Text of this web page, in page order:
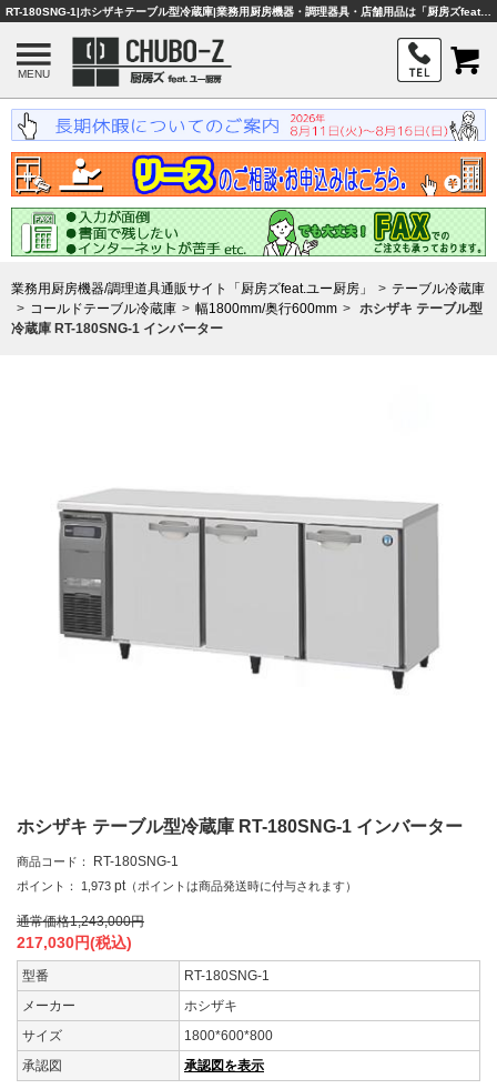
RT-180SNG-1|ホシザキテーブル型冷蔵庫|業務用厨房機器・調理器具・店舗用品は「厨房ズfeat.ユー厨房」
MENU
業務用厨房機器/調理道具通販サイト「厨房ズfeat.ユー厨房」
テーブル冷蔵庫
コールドテーブル冷蔵庫
幅1800mm/奥行600mm
ホシザキ テーブル型
冷蔵庫 RT-180SNG-1 インバーター
ホシザキ テーブル型冷蔵庫 RT-180SNG-1 インバーター
商品コード： RT-180SNG-1
ポイント： 1,973 pt （ポイントは商品発送時に付与されます）
通常価格1,243,000円
217,030円(税込)
型番
RT-180SNG-1
メーカー
ホシザキ
サイズ
1800*600*800
承認図
承認図を表示